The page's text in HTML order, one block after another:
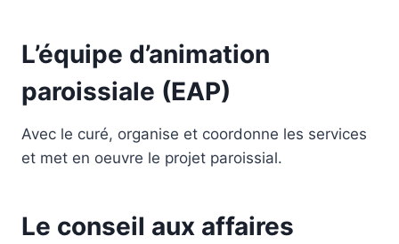
L’équipe d’animation
paroissiale (EAP)
Avec le curé, organise et coordonne les services
et met en oeuvre le projet paroissial.
Le conseil aux affaires